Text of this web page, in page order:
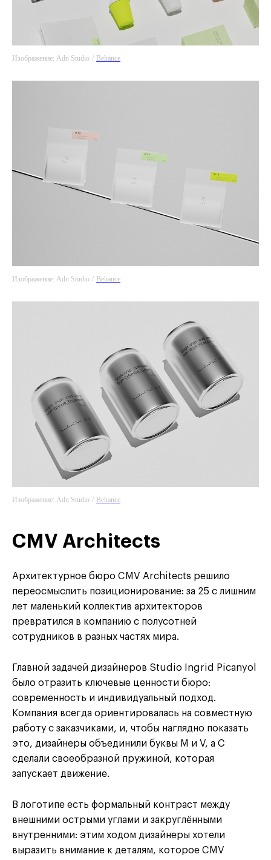
Изображение: Adn Studio / Behance
Изображение: Adn Studio / Behance
Изображение: Adn Studio / Behance
CMV Architects
Архитектурное бюро CMV Architects решило
переосмыслить позиционирование: за 25 с лишним
лет маленький коллектив архитекторов
превратился в компанию с полусотней
сотрудников в разных частях мира.
Главной задачей дизайнеров Studio Ingrid Picanyol
было отразить ключевые ценности бюро:
современность и индивидуальный подход.
Компания всегда ориентировалась на совместную
работу с заказчиками, и, чтобы наглядно показать
это, дизайнеры объединили буквы M и V, а C
сделали своеобразной пружиной, которая
запускает движение.
В логотипе есть формальный контраст между
внешними острыми углами и закруглёнными
внутренними: этим ходом дизайнеры хотели
выразить внимание к деталям, которое CMV